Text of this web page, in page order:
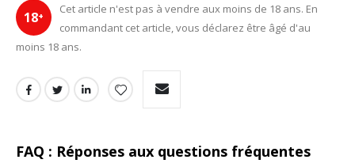
18+
Cet article n'est pas à vendre aux moins de 18 ans. En
commandant cet article, vous déclarez être âgé d'au
moins 18 ans.
FAQ : Réponses aux questions fréquentes